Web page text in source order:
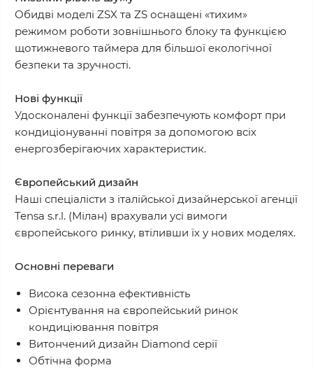
Обидві моделі ZSX та ZS оснащені «тихим»
режимом роботи зовнішнього блоку та функцією
щотижневого таймера для більшої екологічної
безпеки та зручності.
Нові функції
Удосконалені функції забезпечують комфорт при
кондиціонуванні повітря за допомогою всіх
енергозберігаючих характеристик.
Європейський дизайн
Наші спеціалісти з італійської дизайнерської агенції
Tensa s.r.l. (Мілан) врахували усі вимоги
європейського ринку, втіливши їх у нових моделях.
Основні переваги
Висока сезонна ефективність
Орієнтування на європейський ринок
кондиціювання повітря
Витончений дизайн Diamond серії
Обтічна форма